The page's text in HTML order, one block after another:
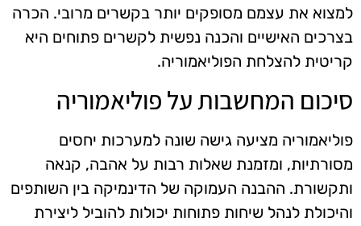
למצוא את עצמם מסופקים יותר בקשרים מרובי. הכרה
בצרכים האישיים והכנה נפשית לקשרים פתוחים היא
קריטית להצלחת הפוליאמוריה.
סיכום המחשבות על פוליאמוריה
פוליאמוריה מציעה גישה שונה למערכות יחסים
מסורתיות, ומזמנת שאלות רבות על אהבה, קנאה
ותקשורת. ההבנה העמוקה של הדינמיקה בין השותפים
והיכולת לנהל שיחות פתוחות יכולות להוביל ליצירת